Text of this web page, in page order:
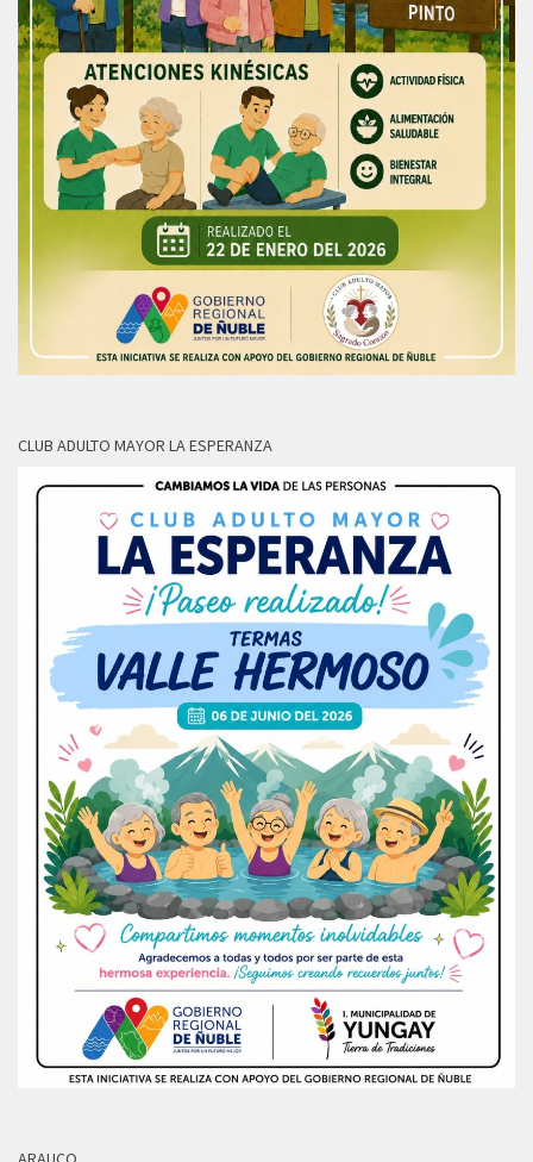
CLUB ADULTO MAYOR LA ESPERANZA